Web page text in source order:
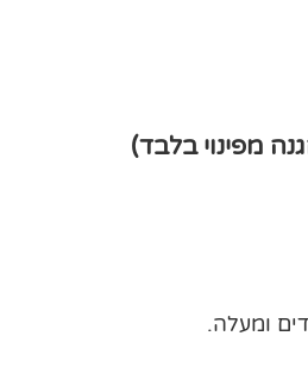
מפינוי בלבד)